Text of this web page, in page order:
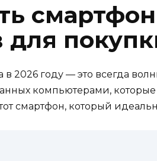
для
в 2026 году — это всегда
компьютерами,
смартфон, который